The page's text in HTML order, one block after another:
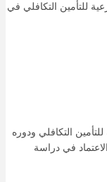
للتأمين التكافلي في
التكافلي ودوره
في دراسة